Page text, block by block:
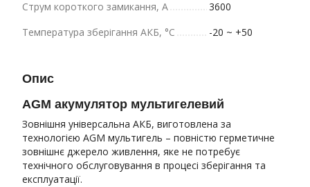
Струм короткого замикання, A
3600
Температура зберігання АКБ, °C
-20 ~ +50
Опис
AGM акумулятор мультигелевий
Зовнішня універсальна АКБ, виготовлена за
технологією AGM мультигель – повністю герметичне
зовнішнє джерело живлення, яке не потребує
технічного обслуговування в процесі зберігання та
експлуатації.